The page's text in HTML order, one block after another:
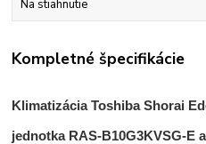
Na stiahnutie
Kompletné špecifikácie
Klimatizácia Toshiba Shorai
jednotka RAS-B10G3KVSG-E